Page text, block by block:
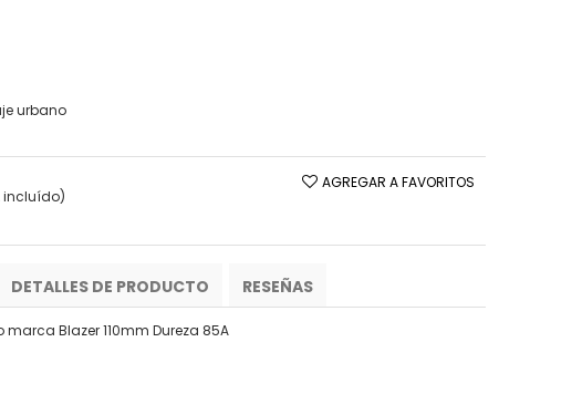
urbano
incluído)
AGREGAR A FAVORITOS
DETALLES DE PRODUCTO RESEÑAS
Blazer 110mm Dureza 85A